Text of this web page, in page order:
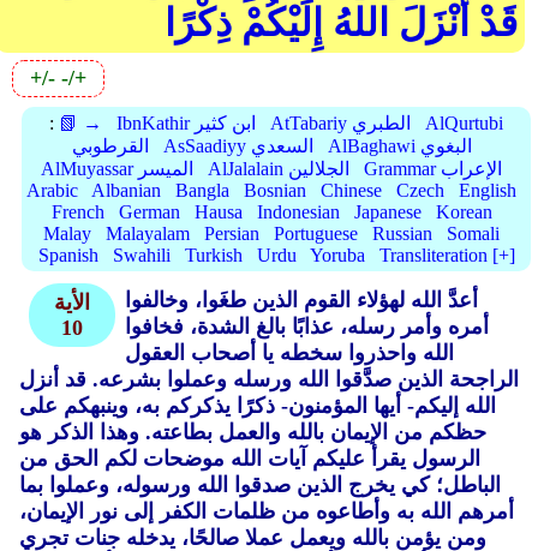
قَدْ أَنْزَلَ اللهُ إِلَيْكُمْ ذِكْرًا
+/- -/+
: 📗 → IbnKathir ابن كثير AtTabariy الطبري
AlQurtubi
القرطوبي
AsSaadiyy السعدي
AlBaghawi البغوي
AlMuyassar الميسر
AlJalalain الجلالين
Grammar الإعراب
Arabic
Albanian Bangla Bosnian Chinese Czech
English
French
German Hausa Indonesian Japanese
Korean
Malay
Malayalam Persian Portuguese Russian
Somali
Spanish
Swahili Turkish Urdu Yoruba Transliteration [+]
الأية
10
أعدَّ الله لهؤلاء القوم الذين طغَوا، وخالفوا
أمره وأمر رسله، عذابًا بالغ الشدة، فخافوا
الله واحذروا سخطه يا أصحاب العقول
الراجحة الذين صدَّقوا الله ورسله وعملوا بشرعه. قد أنزل
الله إليكم- أيها المؤمنون- ذكرًا يذكركم به، وينبهكم على
حظكم من الإيمان بالله والعمل بطاعته. وهذا الذكر هو
الرسول يقرأ عليكم آيات الله موضحات لكم الحق من
الباطل؛ كي يخرج الذين صدقوا الله ورسوله، وعملوا بما
أمرهم الله به وأطاعوه من ظلمات الكفر إلى نور الإيمان،
ومن يؤمن بالله ويعمل عملا صالحًا، يدخله جنات تجري